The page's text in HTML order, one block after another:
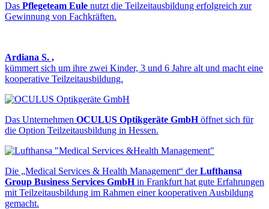
Das Pflegeteam Eule nutzt die Teilzeitausbildung erfolgreich zur
Gewinnung von Fachkräften.
Ardiana S. ,
kümmert sich um ihre zwei Kinder, 3 und 6 Jahre alt und macht eine
kooperative Teilzeitausbildung.
Das Unternehmen OCULUS Optikgeräte GmbHöffnet sich für
die Option Teilzeitausbildung in Hessen.
Die „Medical Services & Health Management“ derLufthansa
Group Business Services GmbHin Frankfurt hat gute Erfahrungen
mit Teilzeitausbildung im Rahmen einer kooperativen Ausbildung
gemacht.